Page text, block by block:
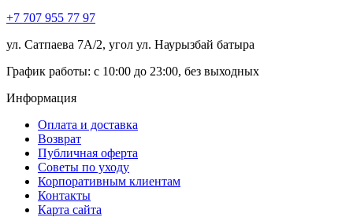
+7 707 955 77 97
ул. Сатпаева 7А/2, угол ул. Наурызбай батыра
График работы: с 10:00 до 23:00, без выходных
Информация
Оплата и доставка
Возврат
Публичная оферта
Советы по уходу
Корпоративным клиентам
Контакты
Карта сайта